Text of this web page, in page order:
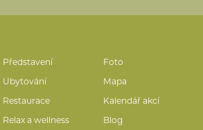
Představení Foto
Ubytování
Mapa
Restaurace
Kalendář akcí
Relax a wellness
Blog